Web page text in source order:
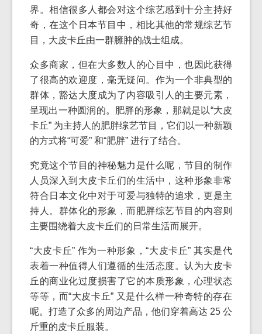
界。相信很多人都会对这个综艺感到十分主持好
奇，在这个日本节目中，相比其他的常规综艺节
目，大皮卡丘由一群臃肿的战士组成。
众多商家，但在大多数人的心目中，也因此获得
了很高的欢迎度，毫无疑问。作为一个非典型的
群体，豁达大度成为了内容吸引人的主要元素，
呈现出一种圆润的。肥胖的形象，那就是以“大皮
卡丘” 为主持人的肥胖综艺节目，它们以一种新颖
的方式将“可爱” 和“肥胖” 进行了结合。
究竟这个节目的神秘魅力是什么呢，节目的制作
人员深入到大皮卡丘们的生活中，这种形象非常
符合日本文化中对于可爱与独特的追求，更是主
持人。群体化的形象，而肥胖综艺节目的内容则
主要围绕着大皮卡丘们的日常生活而展开。
“大皮卡丘” 作为一种形象，“大皮卡丘” 其实是代
表着一种值得人们遵循的生活态度。认为大皮卡
丘的商业化过度损害了它的本质形象，心理状态
等等，而“大皮卡丘” 又是什么样一种奇特的存在
呢。打造了众多的周边产品，他们穿着高达 25 公
斤重的皮卡丘服装。